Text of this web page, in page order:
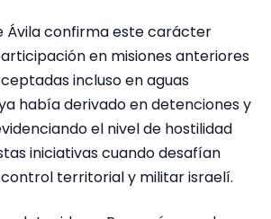
Ávila confirma este carácter
en misiones anteriores
incluso en aguas
había derivado en detenciones y
el nivel de hostilidad
iniciativas cuando desafían
territorial y militar israelí.